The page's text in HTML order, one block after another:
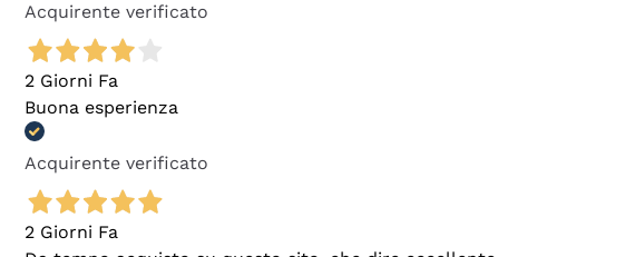
Acquirente verificato
2 Giorni Fa
Buona esperienza
Acquirente verificato
2 Giorni Fa